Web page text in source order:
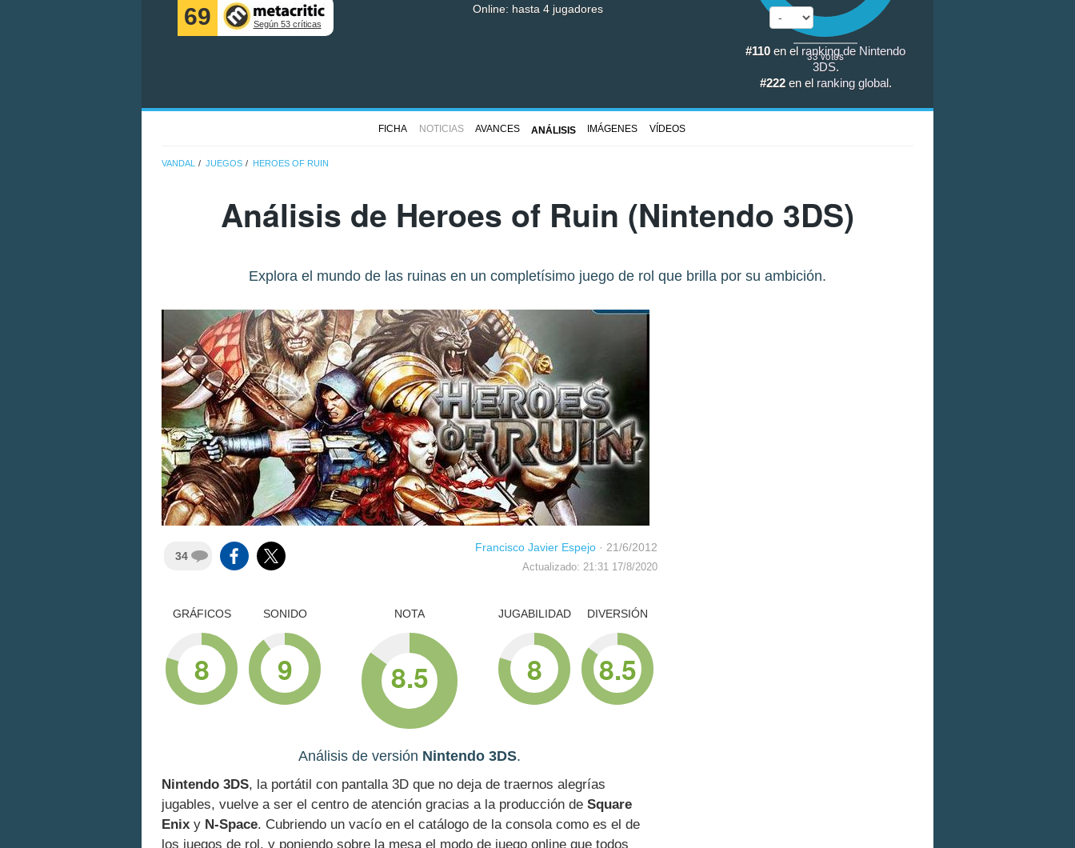
69 Según 53 críticas
Online: hasta 4 jugadores
33votos
#110 en el ranking de Nintendo
3DS.
#222en el ranking global .
FICHA NOTICIAS AVANCES ANÁLISIS IMÁGENES VÍDEOS
VANDAL JUEGOS HEROES OF RUIN
Análisis de Heroes of Ruin (Nintendo 3DS)
Explora el mundo de las ruinas en un completísimo juego de rol que brilla por su ambición.
34
Francisco Javier Espejo · 21/6/2012
Actualizado: 21:31 17/8/2020
GRÁFICOS
8
SONIDO
9
NOTA
8.5
DIVERSIÓN
8.5
JUGABILIDAD
8
Análisis de versión Nintendo 3DS.
Nintendo 3DS, la portátil con pantalla 3D que no deja de traernos alegrías
jugables, vuelve a ser el centro de atención gracias a la producción de Square
Enix y N-Space. Cubriendo un vacío en el catálogo de la consola como es el de
los juegos de rol, y poniendo sobre la mesa el modo de juego online que todos